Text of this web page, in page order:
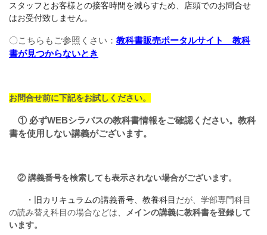
スタッフとお客様との接客時間を減らすため、店頭でのお問合せ
はお受付致しません。
〇こちらもご参照くさい： 教科書販売ポータルサイト 教科
書が見つからないとき
お問合せ前に下記をお試しください。
① 必ずWEBシラバスの教科書情報をご確認ください。 教科
書を使用しない講義がございます。
② 講義番号を検索しても表示されない場合がございます。
・旧カリキュラムの講義番号、教養科目 だが、学部専門科目
の読み替え科目の場合などは、
メインの講義に教科書を登録して
います。